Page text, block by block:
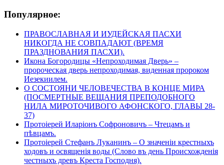
Популярное:
ПРАВОСЛАВНАЯ И ИУДЕЙСКАЯ ПАСХИ
НИКОГДА НЕ СОВПАДАЮТ (ВРЕМЯ
ПРАЗДНОВАНИЯ ПАСХИ).
Икона Богородицы «Непроходимая Дверь» –
пророческая дверь непроходимая, виденная пророком
Иезекиилем.
О СОСТОЯНИ ЧЕЛОВЕЧЕСТВА В КОНЦЕ МИРА
(ПОСМЕРТНЫЕ ВЕЩАНИЯ ПРЕПОДОБНОГО
НИЛА МИРОТОЧИВОГО АФОНСКОГО, ГЛАВЫ 28-
37)
Протоіерей Иларіонъ Софроновичъ – Чтецамъ и
пѣвцамъ.
Протоіерей Стефанъ Луканинъ – О значеніи крестныхъ
ходовъ и освященія воды (Слово въ день Происхожденія
честныхъ древъ Креста Господня).